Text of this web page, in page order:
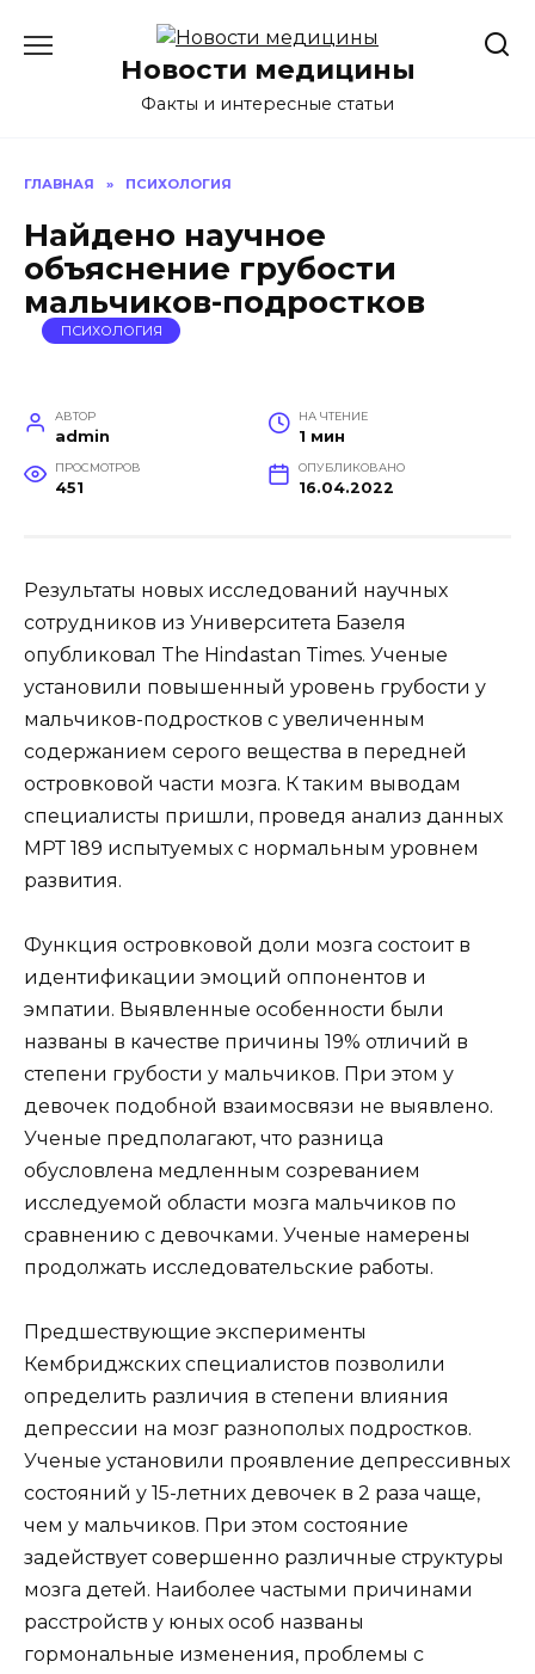
содержаниюНовости медицины
Факты и интересные статьи
ГЛАВНАЯ » ПСИХОЛОГИЯ
Найдено научное
объяснение грубости
мальчиков-подростков
ПСИХОЛОГИЯ
АВТОР
admin
НА ЧТЕНИЕ
1 мин
ПРОСМОТРОВ
451
ОПУБЛИКОВАНО
16.04.2022
Результаты новых исследований научных
сотрудников из Университета Базеля
опубликовал The Hindastan Times. Ученые
установили повышенный уровень грубости у
мальчиков-подростков с увеличенным
содержанием серого вещества в передней
островковой части мозга. К таким выводам
специалисты пришли, проведя анализ данных
МРТ 189 испытуемых с нормальным уровнем
развития.
Функция островковой доли мозга состоит в
идентификации эмоций оппонентов и
эмпатии. Выявленные особенности были
названы в качестве причины 19% отличий в
степени грубости у мальчиков. При этом у
девочек подобной взаимосвязи не выявлено.
Ученые предполагают, что разница
обусловлена медленным созреванием
исследуемой области мозга мальчиков по
сравнению с девочками. Ученые намерены
продолжать исследовательские работы.
Предшествующие эксперименты
Кембриджских специалистов позволили
определить различия в степени влияния
депрессии на мозг разнополых подростков.
Ученые установили проявление депрессивных
состояний у 15-летних девочек в 2 раза чаще,
чем у мальчиков. При этом состояние
задействует совершенно различные структуры
мозга детей. Наиболее частыми причинами
расстройств у юных особ названы
гормональные изменения, проблемы с